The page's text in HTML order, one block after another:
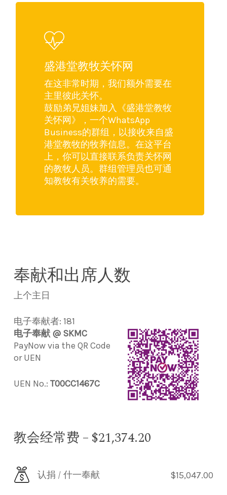
盛港堂教牧关怀网
在这非常时期，我们额外需要在
主里彼此关怀。
鼓励弟兄姐妹加入《盛港堂教牧
关怀网》，一个WhatsApp
Business的群组，以接收来自盛
港堂教牧的牧养信息。在这平台
上，你可以直接联系负责关怀网
的教牧人员。群组管理员也可通
知教牧有关牧养的需要。
奉献和出席人数
上个主日
电子奉献者: 181
电子奉献 @ SKMC
PayNow via the QR Code
or UEN
UEN No.: T00CC1467C
教会经常费 – $21,374.20
认捐 / 什一奉献 $15,047.00